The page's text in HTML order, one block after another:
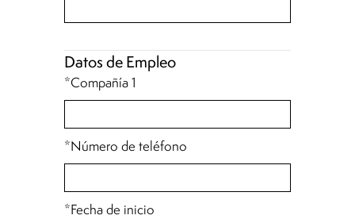
Datos de Empleo
*Compañía 1
*Número de teléfono
*Fecha de inicio